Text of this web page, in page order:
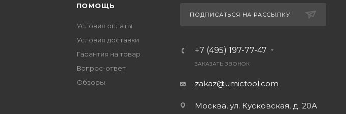
ПОМОЩЬ
Условия оплаты
Условия доставки
Гарантия на товар
Вопрос-ответ
Обзоры
ПОДПИСАТЬСЯ НА РАССЫЛКУ
+7 (495) 197-77-47
ЗАКАЗАТЬ ЗВОНОК
zakaz@umictool.com
Москва, ул. Кусковская, д. 20А